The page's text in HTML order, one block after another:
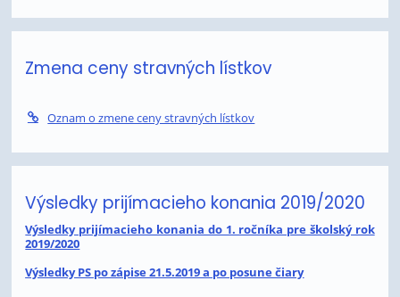
Zmena ceny stravných lístkov
Oznam o zmene ceny stravných lístkov
Výsledky prijímacieho konania 2019/2020
Výsledky prijímacieho konania do 1. ročníka pre školský rok
2019/2020
Výsledky PS po zápise 21.5.2019 a po posune čiary